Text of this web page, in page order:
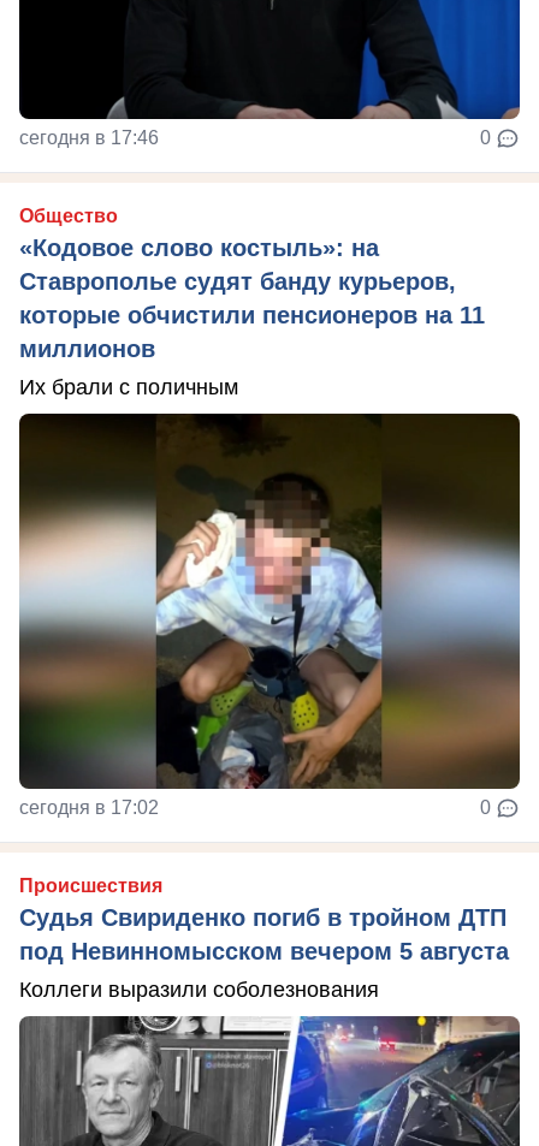
сегодня в 17:46 0
Общество
«Кодовое слово костыль»: на
Ставрополье судят банду курьеров,
которые обчистили пенсионеров на 11
миллионов
Их брали с поличным
сегодня в 17:02 0
Происшествия
Судья Свириденко погиб в тройном ДТП
под Невинномысском вечером 5 августа
Коллеги выразили соболезнования